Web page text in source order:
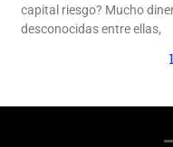
capital riesgo? Mucho
desconocidas entre ellas,
1